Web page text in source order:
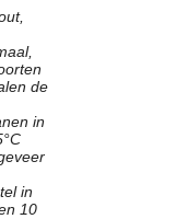
de
in
in
10